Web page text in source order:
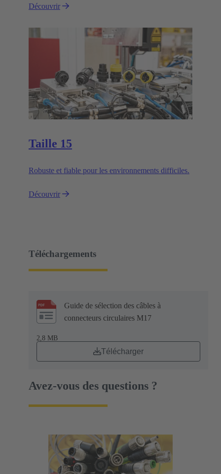
Découvrir
Taille 15
Robuste et fiable pour les environnements difficiles.
Découvrir
Téléchargements
Guide de sélection des câbles à
connecteurs circulaires M17
2,8 MB
Télécharger
Avez-vous des questions ?